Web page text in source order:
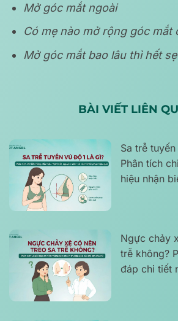
Mở góc mắt ngoài
Có mẹ nào mở rộng góc mắt
Mở góc mắt bao lâu thì hết
BÀI VIẾT LIÊN
Sa trễ
Phân tích
hiệu nhận
Ngực chảy
trễ không?
đáp chi tiết